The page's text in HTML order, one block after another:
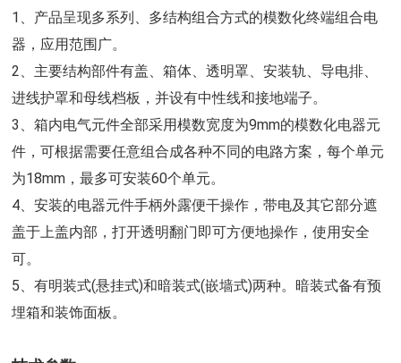
1、产品呈现多系列、多结构组合方式的模数化终端组合电
器，应用范围广。
2、主要结构部件有盖、箱体、透明罩、安装轨、导电排、
进线护罩和母线档板，并设有中性线和接地端子。
3、箱内电气元件全部采用模数宽度为9mm的模数化电器元
件，可根据需要任意组合成各种不同的电路方案，每个单元
为18mm，最多可安装60个单元。
4、安装的电器元件手柄外露便干操作，带电及其它部分遮
盖于上盖内部，打开透明翻门即可方便地操作，使用安全
可。
5、有明装式(悬挂式)和暗装式(嵌墙式)两种。暗装式备有预
埋箱和装饰面板。